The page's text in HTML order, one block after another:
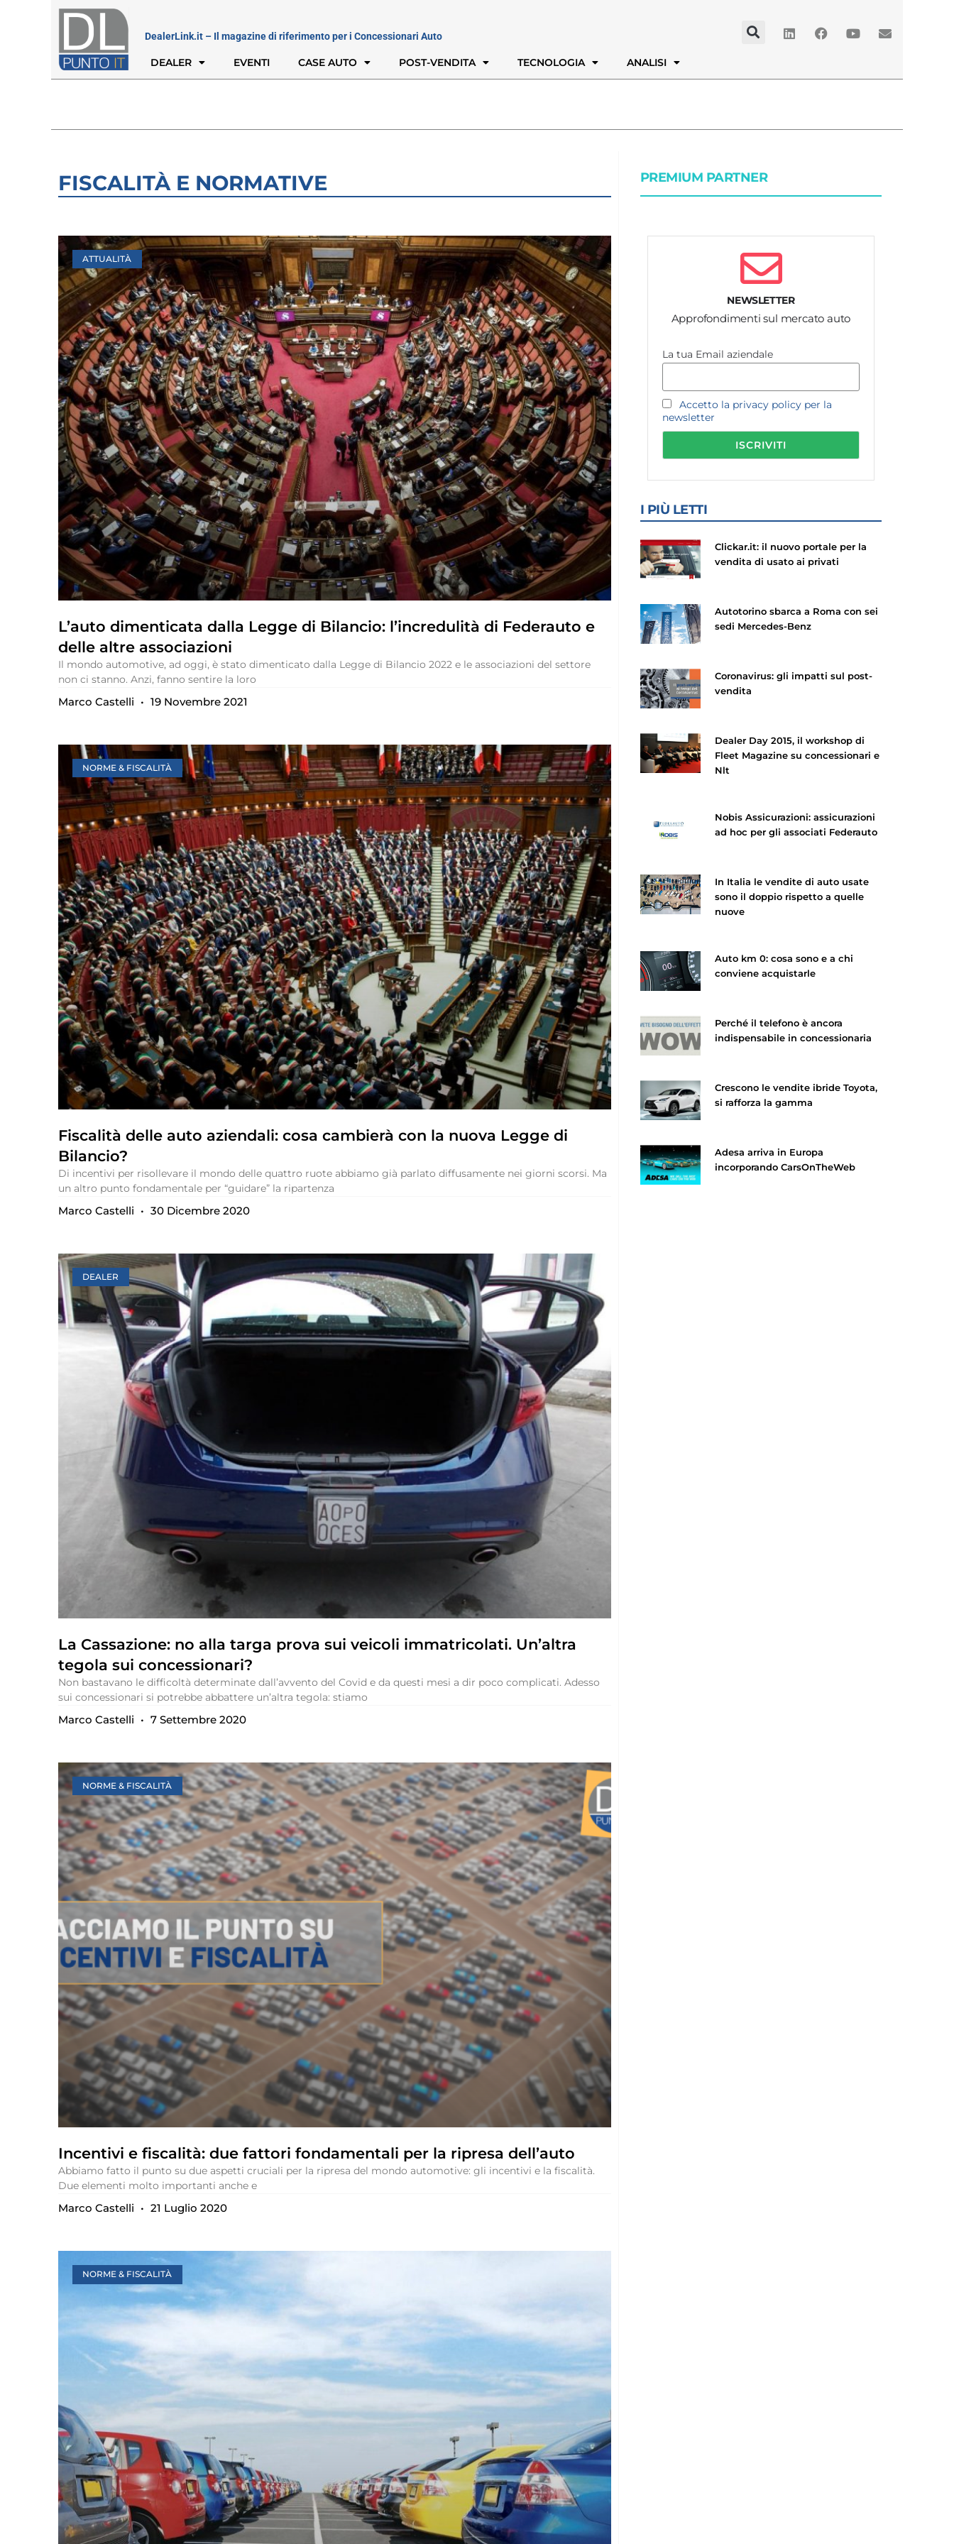
DealerLink.it – Il magazine di riferimento per i Concessionari Auto
DEALER EVENTI CASE AUTO POST-VENDITA TECNOLOGIA ANALISI
FISCALITÀ E NORMATIVE
ATTUALITÀ
L’auto dimenticata dalla Legge di Bilancio: l’incredulità di Federauto e
delle altre associazioni
Il mondo automotive, ad oggi, è stato dimenticato dalla Legge di Bilancio 2022 e le associazioni del settore
non ci stanno. Anzi, fanno sentire la loro
Marco Castelli 19 Novembre 2021
NORME & FISCALITÀ
Fiscalità delle auto aziendali: cosa cambierà con la nuova Legge di
Bilancio?
Di incentivi per risollevare il mondo delle quattro ruote abbiamo già parlato diffusamente nei giorni scorsi. Ma
un altro punto fondamentale per “guidare” la ripartenza
Marco Castelli 30 Dicembre 2020
DEALER
La Cassazione: no alla targa prova sui veicoli immatricolati. Un’altra
tegola sui concessionari?
Non bastavano le difficoltà determinate dall’avvento del Covid e da questi mesi a dir poco complicati. Adesso
sui concessionari si potrebbe abbattere un’altra tegola: stiamo
Marco Castelli 7 Settembre 2020
NORME & FISCALITÀ
Incentivi e fiscalità: due fattori fondamentali per la ripresa dell’auto
Abbiamo fatto il punto su due aspetti cruciali per la ripresa del mondo automotive: gli incentivi e la fiscalità.
Due elementi molto importanti anche e
Marco Castelli 21 Luglio 2020
NORME & FISCALITÀ
PREMIUM PARTNER
NEWSLETTER
Approfondimenti sul mercato auto
La tua Email aziendale
Accetto la privacy policy per la
newsletter
I PIÙ LETTI
Clickar.it: il nuovo portale per la
vendita di usato ai privati
Autotorino sbarca a Roma con sei
sedi Mercedes-Benz
Coronavirus: gli impatti sul post-
vendita
Dealer Day 2015, il workshop di
Fleet Magazine su concessionari e
Nlt
Nobis Assicurazioni: assicurazioni
ad hoc per gli associati Federauto
In Italia le vendite di auto usate
sono il doppio rispetto a quelle
nuove
Auto km 0: cosa sono e a chi
conviene acquistarle
Perché il telefono è ancora
indispensabile in concessionaria
Crescono le vendite ibride Toyota,
si rafforza la gamma
Adesa arriva in Europa
incorporando CarsOnTheWeb